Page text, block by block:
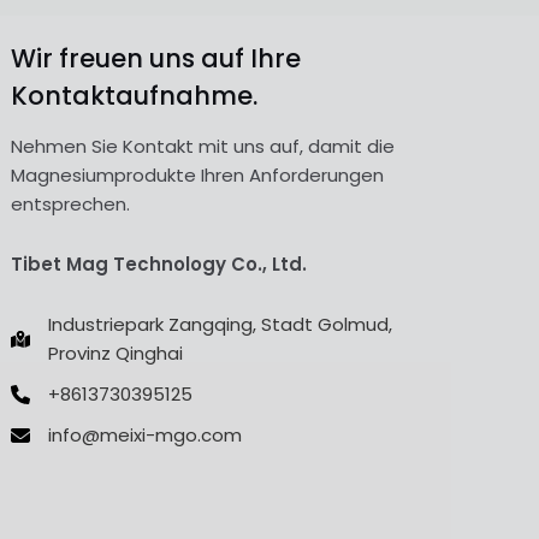
Wir freuen uns auf Ihre
Kontaktaufnahme.
Nehmen Sie Kontakt mit uns auf, damit die
Magnesiumprodukte Ihren Anforderungen
entsprechen.
Tibet Mag Technology Co., Ltd.
Industriepark Zangqing, Stadt Golmud,
Provinz Qinghai
+8613730395125
info@meixi-mgo.com